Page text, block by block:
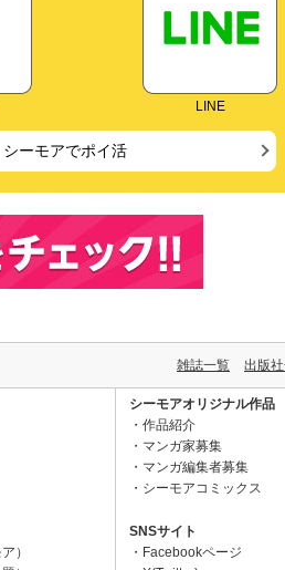
LINE
シーモアでポイ活
雑誌一覧 出版
）
シーモアオリジナル作品
作品紹介
マンガ家募集
マンガ編集者募集
シーモアコミックス
SNSサイト
Facebookページ